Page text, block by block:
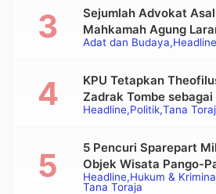
Adat dan Budaya Headline
Sejumlah Advokat
Mahkamah Agung
Alat Berat pada
Headline Politik Tana
KPU Tetapkan
Zadrak Tombe
Bupati Tana Toraja
Headline Hukum &
Tana Toraja
5 Pencuri Sparepart
Objek Wisata Pango-
Polisi